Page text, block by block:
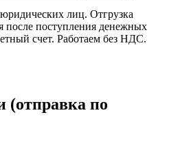
лиц. Отгрузка
после поступления денежных
счет. Работаем без НДС.
(отправка по